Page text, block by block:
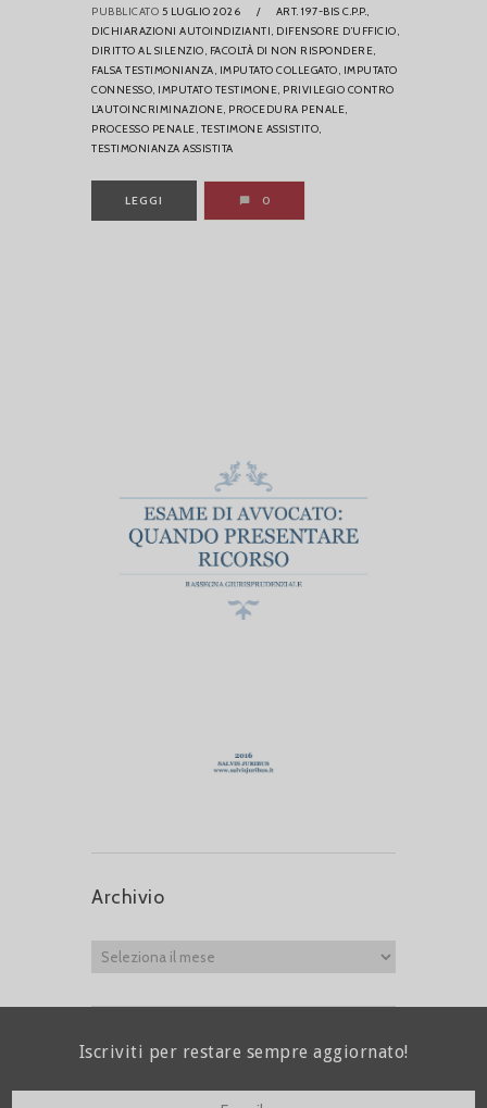
PUBBLICATO 5 LUGLIO 2026 /
ART. 197-BIS C.P.P.,
DICHIARAZIONI AUTOINDIZIANTI, DIFENSORE D’UFFICIO,
DIRITTO AL SILENZIO, FACOLTÀ DI NON RISPONDERE,
FALSA TESTIMONIANZA, IMPUTATO COLLEGATO, IMPUTATO
CONNESSO, IMPUTATO TESTIMONE, PRIVILEGIO CONTRO
L’AUTOINCRIMINAZIONE, PROCEDURA PENALE,
PROCESSO PENALE, TESTIMONE ASSISTITO,
TESTIMONIANZA ASSISTITA
LEGGI 0
Archivio
Iscriviti per restare sempre aggiornato!